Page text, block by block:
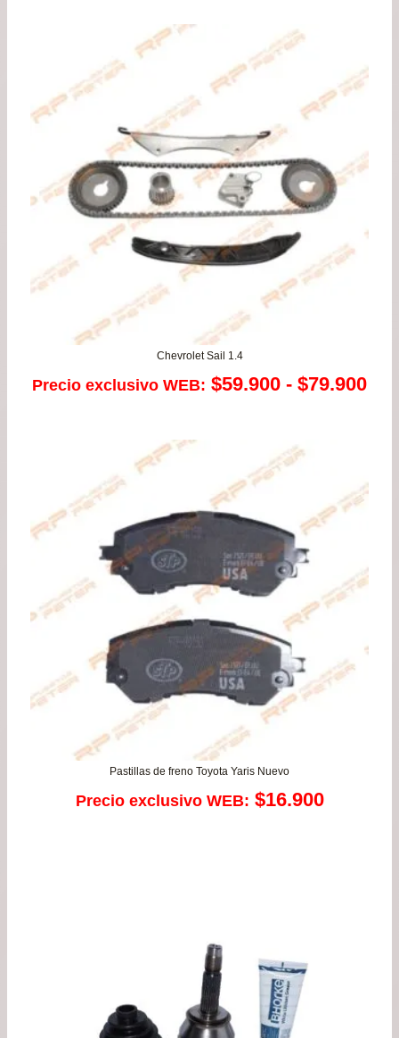
Chevrolet Sail 1.4
Precio exclusivo WEB: $59.900 - $79.900
Pastillas de freno Toyota Yaris Nuevo
Precio exclusivo WEB: $16.900